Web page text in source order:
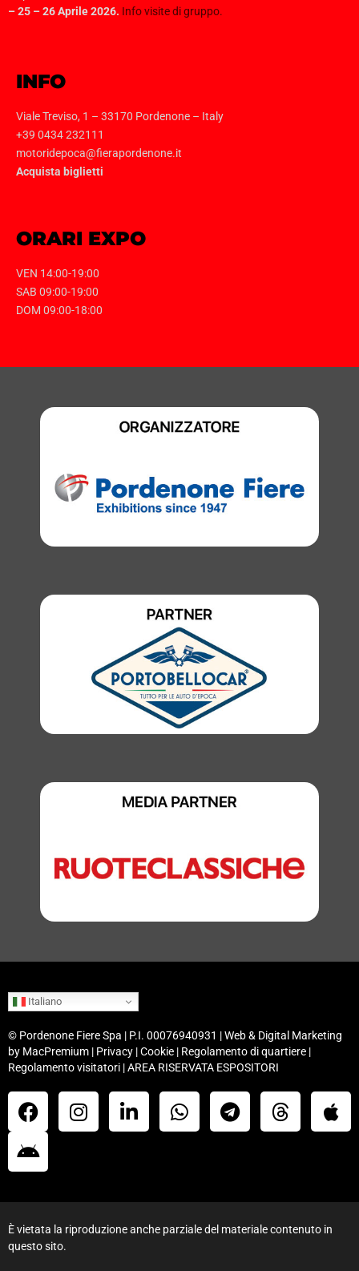
– 25 – 26 Aprile 2026. Info visite di gruppo.
INFO
Viale Treviso, 1 – 33170 Pordenone – Italy
+39 0434 232111
motoridepoca@fierapordenone.it
Acquista biglietti
ORARI EXPO
VEN 14:00-19:00
SAB 09:00-19:00
DOM 09:00-18:00
Italiano
© Pordenone Fiere Spa | P.I. 00076940931 | Web & Digital Marketing
by MacPremium | Privacy |Cookie | Regolamento di quartiere |
Regolamento visitatori |AREA RISERVATA ESPOSITORI
È vietata la riproduzione anche parziale del materiale contenuto in
questo sito.